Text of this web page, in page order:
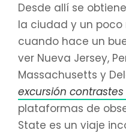
Desde allí se
la ciudad y un
cuando hace un
ver Nueva Jersey,
Massachusetts y
excursión contrastes
plataformas de
State es un viaje